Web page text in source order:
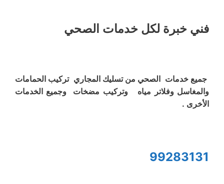
فني خبرة لكل خدمات الصحي
جميع خدمات الصحي من تسليك المجاري تركيب الحمامات
والمغاسل وفلاتر مياه وتركيب مضخات وجميع الخدمات
الأخرى .
99283131